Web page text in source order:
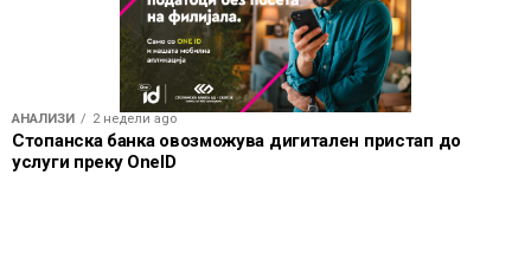
АНАЛИЗИ 2 недели ago
Стопанска банка овозможува дигитален пристап до
услуги преку OneID